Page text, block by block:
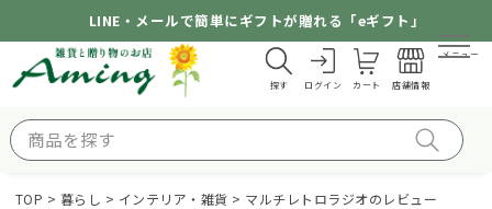
LINE・メールで簡単にギフトが贈れる「eギフト」
探す ログイン カート 店舗情報
メニュー
TOP 暮らし インテリア・雑貨 マルチレトロラジオのレビュー